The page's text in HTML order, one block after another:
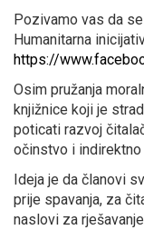
Pozivamo vas da
Humanitarna
https://
Osim pružanja
knjižnice koji je
poticati razvoj
očinstvo i
Ideja je da članovi
prije spavanja, za
naslovi za